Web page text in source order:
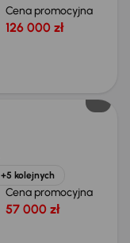
Cena promocyjna
126 000 zł
+5 kolejnych
Cena promocyjna
57 000 zł